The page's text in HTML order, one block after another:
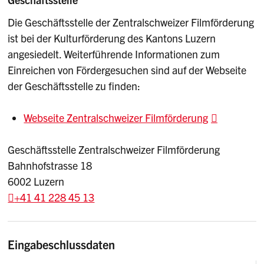
Die Geschäftsstelle der Zentralschweizer Filmförderung
ist bei der Kulturförderung des Kantons Luzern
angesiedelt. Weiterführende Informationen zum
Einreichen von Fördergesuchen sind auf der Webseite
der Geschäftsstelle zu finden:
Webseite Zentralschweizer Filmförderung
Geschäftsstelle Zentralschweizer Filmförderung
Bahnhofstrasse 18
6002 Luzern
+41 41 228 45 13
Eingabeschlussdaten